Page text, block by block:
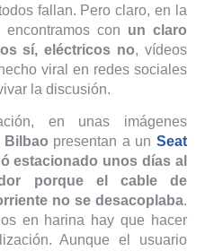
fallan. Pero claro, en la
con un claro
sí, eléctricos no, vídeos
viral en redes sociales
la discusión.
en unas imágenes
Bilbao presentan a un Seat
estacionado unos días al
porque el cable de
no se desacoplaba.
en harina hay que hacer
Aunque el usuario